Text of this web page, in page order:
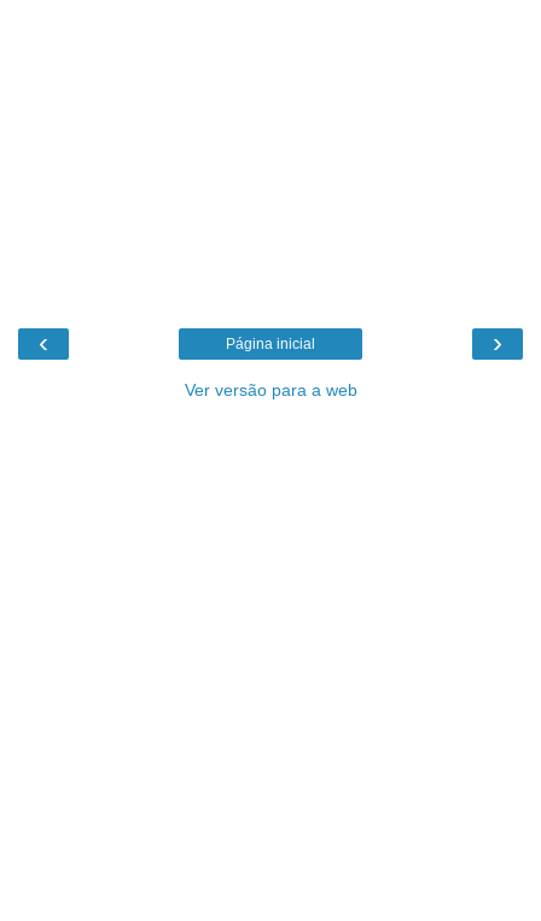
‹ ›
Página inicial
Ver versão para a web